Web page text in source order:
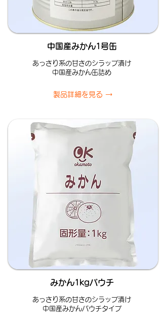
中国産みかん1号缶
あっさり系の甘さのシラップ漬け
中国産みかん缶詰め
製品詳細を見る →
みかん1kgパウチ
あっさり系の甘さのシラップ漬け
中国産みかんパウチタイプ